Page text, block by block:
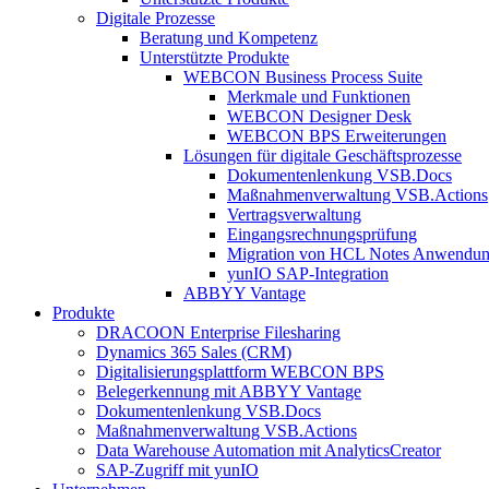
Digitale Prozesse
Beratung und Kompetenz
Unterstützte Produkte
WEBCON Business Process Suite
Merkmale und Funktionen
WEBCON Designer Desk
WEBCON BPS Erweiterungen
Lösungen für digitale Geschäftsprozesse
Dokumentenlenkung VSB.Docs
Maßnahmenverwaltung VSB.Actions
Vertragsverwaltung
Eingangsrechnungs­prüfung
Migration von HCL Notes
yunIO SAP-Integration
ABBYY Vantage
Produkte
DRACOON Enterprise Filesharing
Dynamics 365 Sales (CRM)
Digitalisierungsplattform WEBCON BPS
Belegerkennung mit ABBYY Vantage
Dokumentenlenkung VSB.Docs
Maßnahmenverwaltung VSB.Actions
Data Warehouse Automation mit AnalyticsCreator
SAP-Zugriff mit yunIO